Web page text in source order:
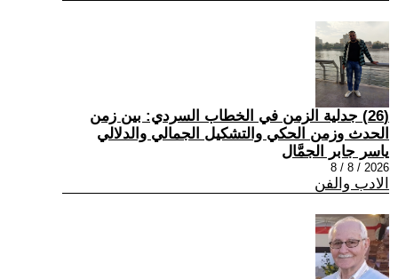
(26) جدلية الزمن في الخطاب السردي: بين زمن
الحدث وزمن الحكي والتشكيل الجمالي والدلالي
ياسر جابر الجمَّال
2026 / 8 / 8
الادب والفن